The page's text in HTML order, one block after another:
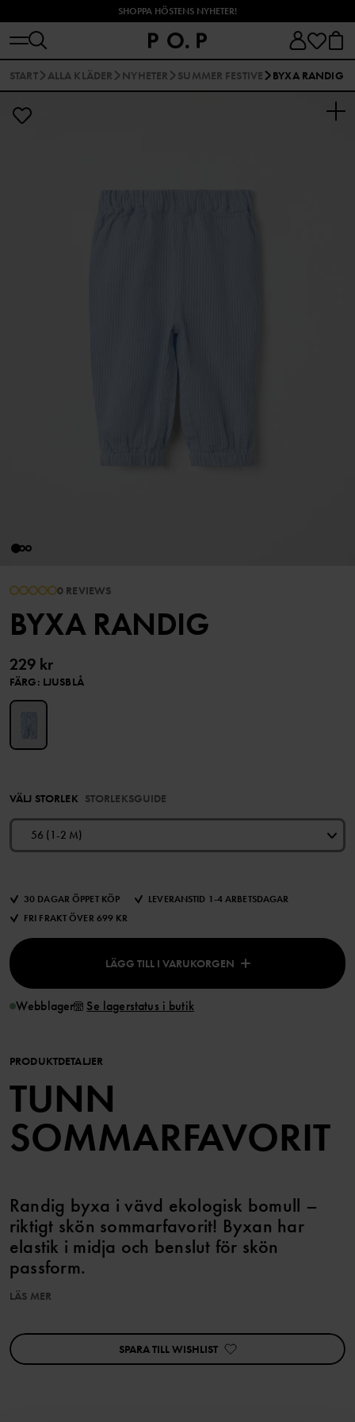
SHOPPA HÖSTENS NYHETER!
START ALLA KLÄDER NYHETER SUMMER FESTIVE BYXA RANDIG
0 REVIEWS
BYXA RANDIG
229 kr
FÄRG: LJUSBLÅ
VÄLJ STORLEK STORLEKSGUIDE
56 (1-2 M)
30 DAGAR ÖPPET KÖP
LEVERANSTID 1-4 ARBETSDAGAR
FRI FRAKT ÖVER 699 KR
LÄGG TILL I VARUKORGEN
Webblager Se lagerstatus i butik
PRODUKTDETALJER
TUNN
SOMMARFAVORIT
Randig byxa i vävd ekologisk bomull –
riktigt skön sommarfavorit! Byxan har
elastik i midja och benslut för skön
passform.
Artikelnummer:60603692
LÄS MER
SPARA TILL WISHLIST